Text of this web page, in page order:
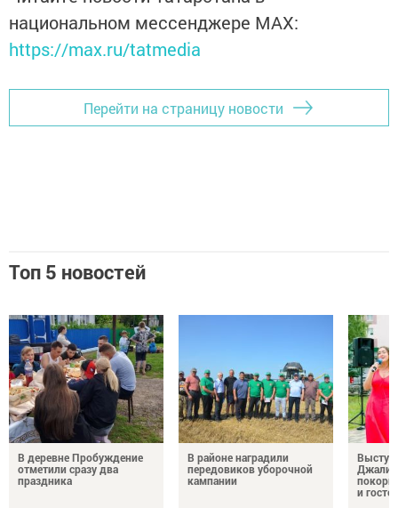
национальном мессенджере MАХ:
https://max.ru/tatmedia
Перейти на страницу новости
Топ 5 новостей
В деревне Пробуждение
отметили сразу два
праздника
В районе наградили
передовиков уборочной
кампании
и